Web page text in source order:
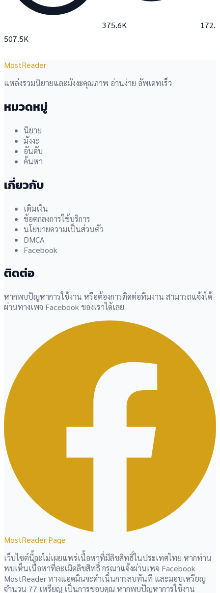
507.5K
375.6K
MostReader
แหล่งรวมนิยายและมังงะคุณภาพ อ่านง่าย อัพเดทเร็ว
หมวดหมู่
นิยาย
มังงะ
อันดับ
ค้นหา
เกี่ยวกับ
เติมเงิน
ข้อตกลงการใช้บริการ
นโยบายความเป็นส่วนตัว
DMCA
Facebook
ติดต่อ
หากพบปัญหาการใช้งาน หรือต้องการติดต่อทีมงาน สามารถแจ้งได้
ผ่านทางเพจ Facebook ของเราได้เลย
MostReader Page
เว็บไซต์นี้จะไม่เผยแพร่เนื้อหาที่มีลิขสิทธิ์ในประเทศไทย หากท่าน
พบเห็นเนื้อหาที่ละเมิดลิขสิทธิ์ กรุณาแจ้งผ่านเพจ Facebook
MostReader ทางแอดมินจะดำเนินการลบทันที และมอบเหรียญ
จำนวน 77 เหรียญ เป็นการขอบคุณ หากพบปัญหาการใช้งาน